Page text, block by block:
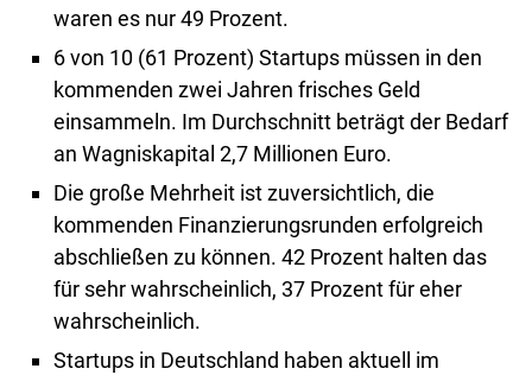
waren es nur 49 Prozent.
6 von 10 (61 Prozent) Startups müssen in den
kommenden zwei Jahren frisches Geld
einsammeln. Im Durchschnitt beträgt der Bedarf
an Wagniskapital 2,7 Millionen Euro.
Die große Mehrheit ist zuversichtlich, die
kommenden Finanzierungsrunden erfolgreich
abschließen zu können. 42 Prozent halten das
für sehr wahrscheinlich, 37 Prozent für eher
wahrscheinlich.
Startups in Deutschland haben aktuell im